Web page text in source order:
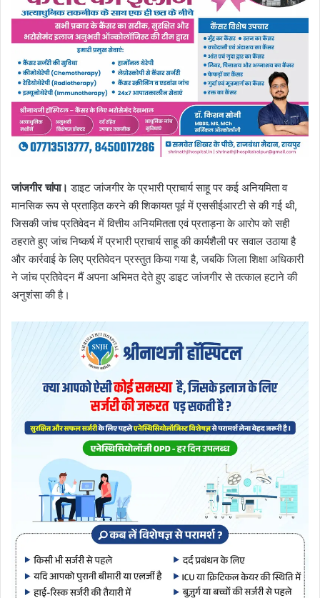
जांजगीर चांपा। डाइट जांजगीर के प्रभारी प्राचार्य साहू पर कई अनियमिता व
मानसिक रूप से प्रताड़ित करने की शिकायत पूर्व में एससीईआरटी से की गई थी,
जिसकी जांच प्रतिवेदन में वित्तीय अनियमितता एवं प्रताड़ना के आरोप को सही
ठहराते हुए जांच निष्कर्ष में प्रभारी प्राचार्य साहू की कार्यशैली पर सवाल उठाया है
और कार्रवाई के लिए प्रतिवेदन प्रस्तुत किया गया है, जबकि जिला शिक्षा अधिकारी
ने जांच प्रतिवेदन मैं अपना अभिमत देते हुए डाइट जांजगीर से तत्काल हटाने की
अनुशंसा की है।